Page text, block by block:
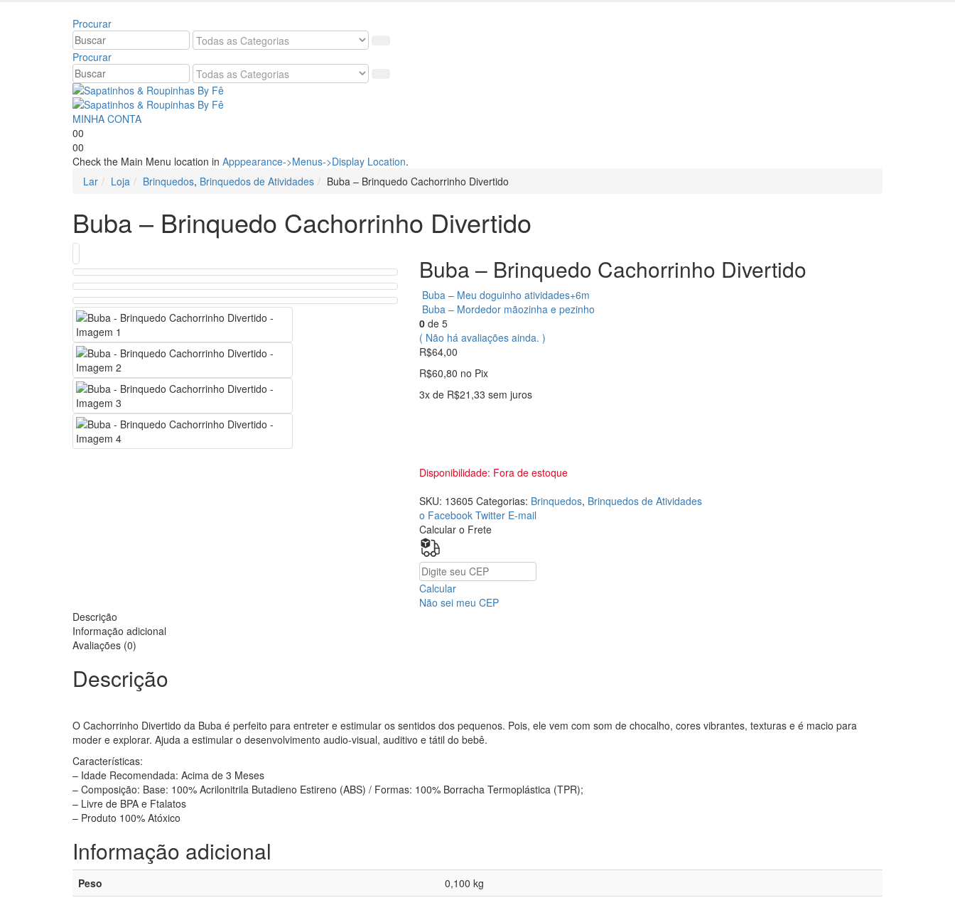
Procurar
Procurar
MINHA CONTA
00
00
Check the Main Menu location in Apppearance->Menus->Display Location.
Lar
Loja Brinquedos, Brinquedos de Atividades Buba – Brinquedo Cachorrinho Divertido
Buba – Brinquedo Cachorrinho Divertido
Buba – Brinquedo Cachorrinho Divertido
Buba – Meu doguinho atividades+6m
Buba – Mordedor mãozinha e pezinho
0de 5
( Não há avaliações ainda. )
R$64,00
R$60,80 no Pix
3x de R$21,33 sem juros
Disponibilidade: Fora de estoque
SKU: 13605 Categorias: Brinquedos, Brinquedos de Atividades
o Facebook Twitter E-mail
Calcular o Frete
Calcular
Não sei meu CEP
Descrição
Informação adicional
Avaliações (0)
Descrição
O Cachorrinho Divertido da Buba é perfeito para entreter e estimular os sentidos dos pequenos. Pois, ele vem com som de chocalho, cores vibrantes, texturas e é macio para
moder e explorar. Ajuda a estimular o desenvolvimento audio-visual, auditivo e tátil do bebê.
Características:
– Idade Recomendada: Acima de 3 Meses
– Composição: Base: 100% Acrilonitrila Butadieno Estireno (ABS) / Formas: 100% Borracha Termoplástica (TPR);
– Livre de BPA e Ftalatos
– Produto 100% Atóxico
Informação adicional
Peso
0,100 kg